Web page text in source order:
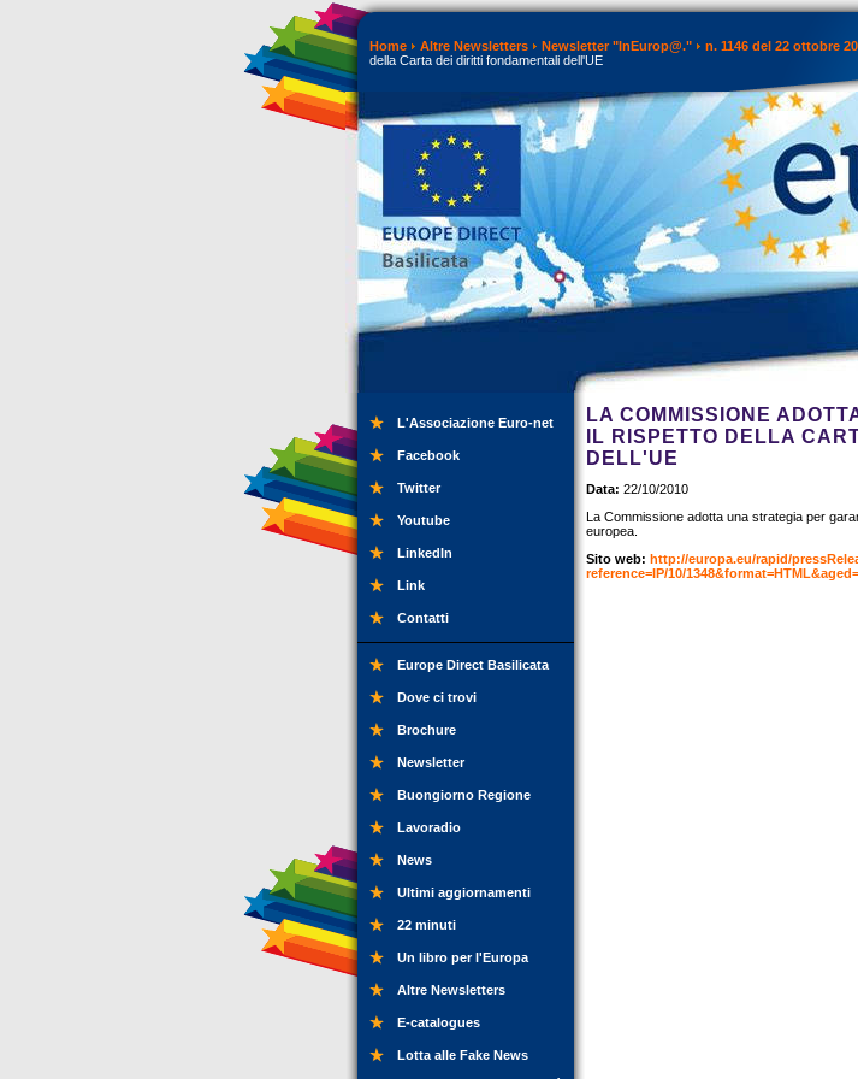
Home Altre Newsletters Newsletter "InEurop@." n. 1146 del 22 ottobre
della Carta dei diritti fondamentali dell'UE
L'Associazione Euro-net
Facebook
Twitter
Youtube
LinkedIn
Link
Contatti
Europe Direct Basilicata
Dove ci trovi
Brochure
Newsletter
Buongiorno Regione
Lavoradio
News
Ultimi aggiornamenti
22 minuti
Un libro per l'Europa
Altre Newsletters
E-catalogues
Lotta alle Fake News
LA COMMISSIONE
IL RISPETTO DELLA
DELL'UE
Data: 22/10/2010
La Commissione adotta una strategia per
europea.
Sito web: http://europa.eu/rapid/
reference=IP/10/